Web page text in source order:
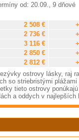
od: 20.09., 9 dňové
2 508 €
2 736 €
3 116 €
2 850 €
2 812 €
ostrovy lásky, raj
so striebristými
tieto ostrovy
a oddych v